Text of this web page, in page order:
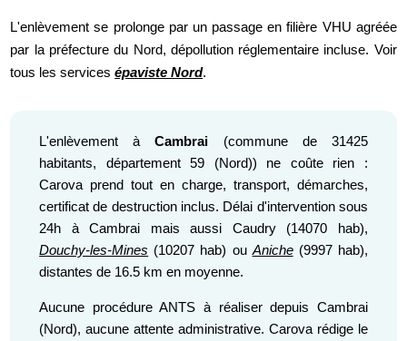
L'enlèvement se prolonge par un passage en filière VHU agréée
par la préfecture du Nord, dépollution réglementaire incluse. Voir
tous les servicesépaviste Nord.
L'enlèvement àCambrai (commune de 31425
habitants, département 59 (Nord)) ne coûte rien :
Carova prend tout en charge, transport, démarches,
certificat de destruction inclus. Délai d'intervention sous
24h à Cambrai mais aussi Caudry (14070 hab),
Douchy-les-Mines (10207 hab) ou Aniche(9997 hab),
distantes de 16.5 km en moyenne.
Aucune procédure ANTS à réaliser depuis Cambrai
(Nord), aucune attente administrative. Carova rédige le